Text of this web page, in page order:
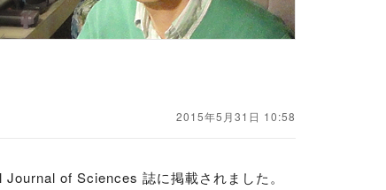
2015年5月31日 10:58
of Sciences 誌に掲載されました。